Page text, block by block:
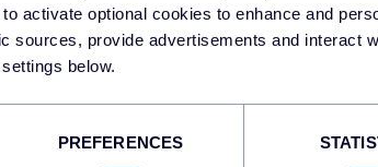
activate optional cookies to enhance and
sources, provide advertisements and interact
below.
PREFERENCES
("GOOG","price","1/1/2014","12/31/